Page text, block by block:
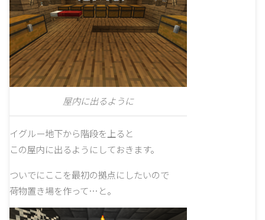
屋内に出るように
イグルー地下から階段を上ると
この屋内に出るようにしておきます。
ついでにここを最初の拠点にしたいので
荷物置き場を作って…と。